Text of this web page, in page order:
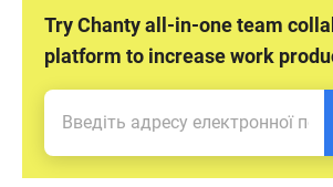
Try Chanty all-in-one team
platform to increase work